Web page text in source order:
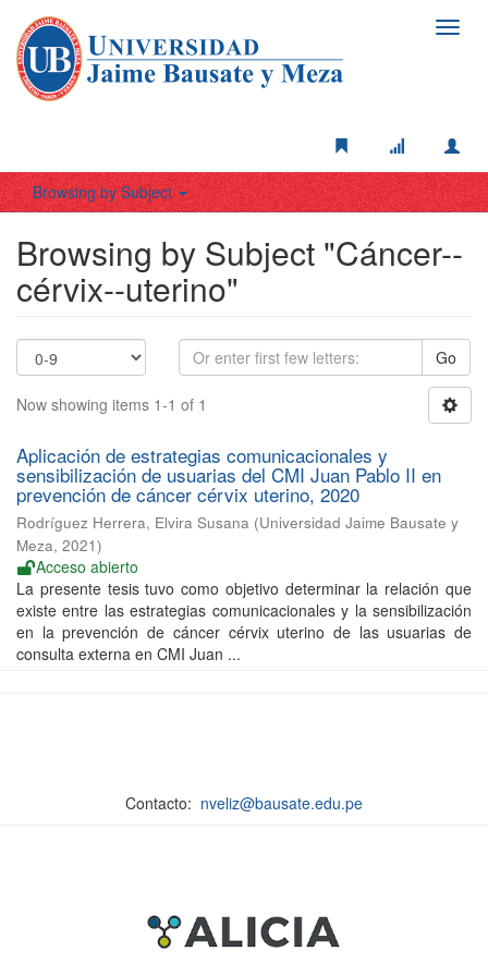
Browsing by Subject
Browsing by Subject "Cáncer--
cérvix--uterino"
Go
Now showing items 1-1 of 1
Aplicación de estrategias comunicacionales y
sensibilización de usuarias del CMI Juan Pablo II en
prevención de cáncer cérvix uterino, 2020
Rodríguez Herrera, Elvira Susana (Universidad Jaime Bausate y
Meza, 2021)
Acceso abierto
La presente tesis tuvo como objetivo determinar la relación que
existe entre las estrategias comunicacionales y la sensibilización
en la prevención de cáncer cérvix uterino de las usuarias de
consulta externa en CMI Juan ...
Contacto: nveliz@bausate.edu.pe